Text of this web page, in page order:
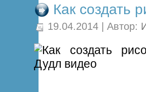
Как создать
19.04.2014 | Автор: